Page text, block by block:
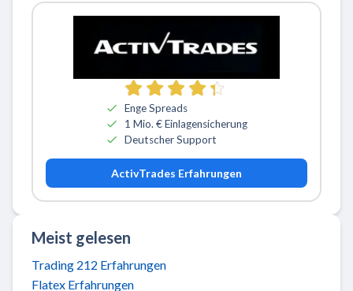
Zu ActivTrades
Enge Spreads
1 Mio. € Einlagensicherung
Deutscher Support
ActivTrades Erfahrungen
Meist gelesen
Trading 212 Erfahrungen
Flatex Erfahrungen